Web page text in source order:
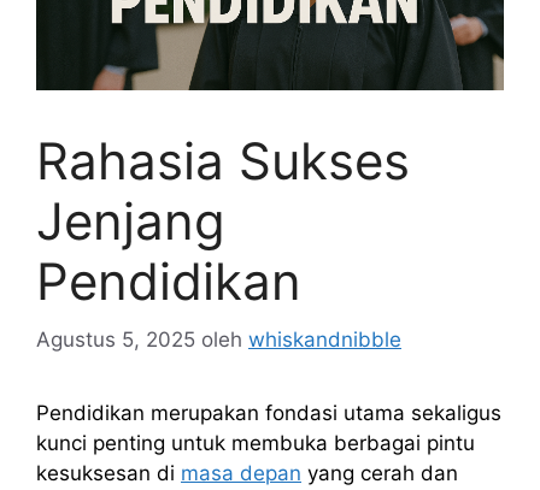
Rahasia Sukses
Jenjang
Pendidikan
Agustus 5, 2025 oleh whiskandnibble
Pendidikan merupakan fondasi utama sekaligus
kunci penting untuk membuka berbagai pintu
kesuksesan di masa depan yang cerah dan